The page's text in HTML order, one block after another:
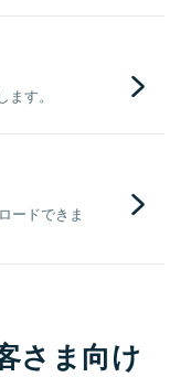
す。
ードできま
さま向け